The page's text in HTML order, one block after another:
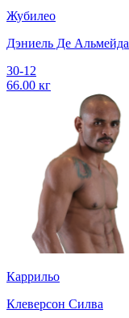
Жубилео
Дэниель Де Альмейда
30-12
66.00 кг
Каррильо
Клеверсон Силва